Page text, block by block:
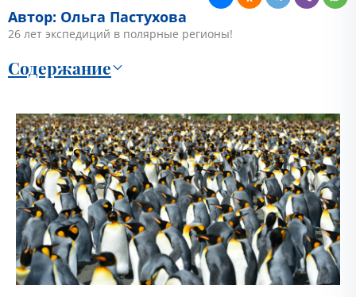
Автор: Ольга Пастухова
26 лет экспедиций в полярные регионы!
Содержание